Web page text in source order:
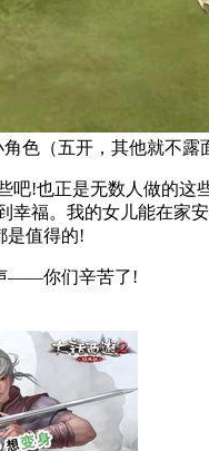
色（五开，其他就不露
!也正是无数人做的这
幸福。我的女儿能在家
是值得的!
——你们辛苦了!